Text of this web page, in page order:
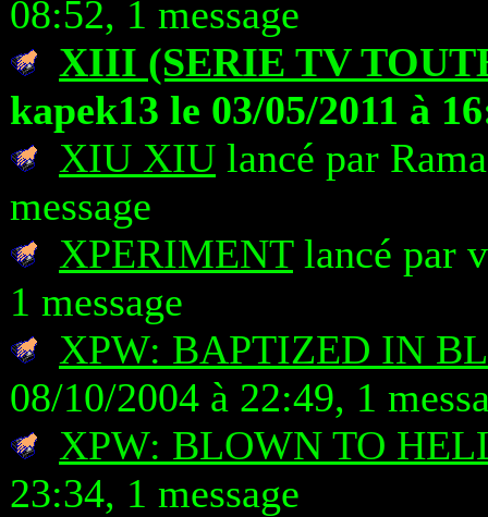
08:52, 1 message
XIII (SERIE TV
kapek13 le 03/05/2011 à
XIU XIU lancé par
message
XPERIMENTlancé par
1 message
XPW: BAPTIZED IN
08/10/2004 à 22:49, 1
XPW: BLOWN TO
23:34, 1 message